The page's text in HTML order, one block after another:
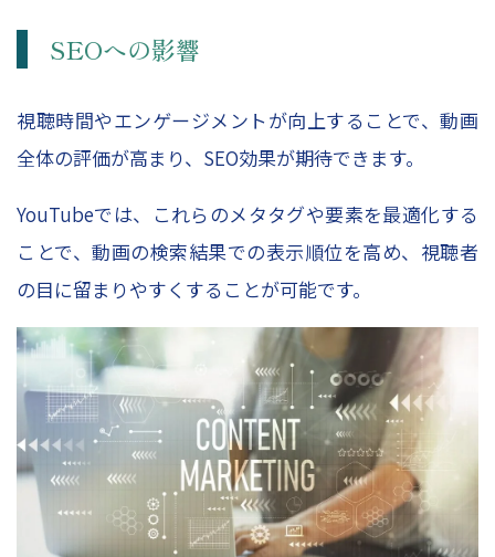
SEOへの影響
視聴時間やエンゲージメントが向上することで、動画
全体の評価が高まり、SEO効果が期待できます。
YouTubeでは、これらのメタタグや要素を最適化する
ことで、動画の検索結果での表示順位を高め、視聴者
の目に留まりやすくすることが可能です。